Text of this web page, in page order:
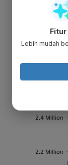
Fitur
Lebih mudah